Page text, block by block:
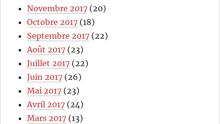
Novembre 2017 (20)
Octobre 2017 (18)
Septembre 2017 (22)
Août 2017 (23)
Juillet 2017 (22)
Juin 2017 (26)
Mai 2017 (23)
Avril 2017 (24)
Mars 2017 (13)